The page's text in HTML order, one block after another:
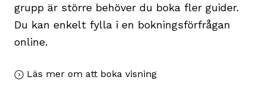
grupp är större behöver du boka fler guider.
Du kan enkelt fylla i en bokningsförfrågan
online.
Läs mer om att boka visning